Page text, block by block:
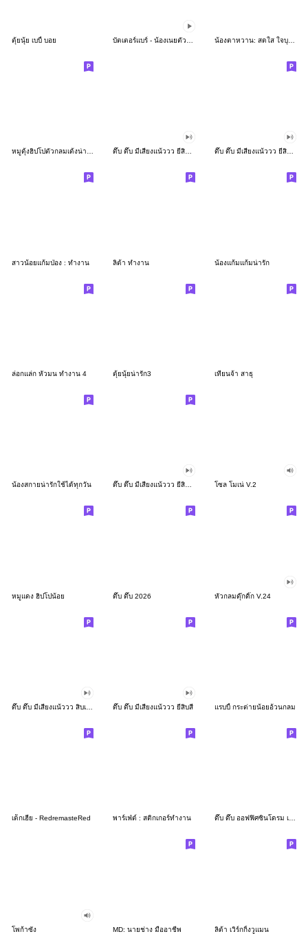
ตุ้ยนุ้ย เบบี้ บอย น้องตาหวาน: สดใส ใจบุญ (สีพาสเทล)
หมูดุ้งฮิปโปตัวกลมเด้งน่ารัก ดึ๊บ ดึ๊บ มีเสียงแน้ววว ยี่สิบเจ็ด ดึ๊บ ดึ๊บ มีเสียงแน้ววว ยี่สิบหก
สาวน้อยแก้มป่อง : ทำงาน ลิต้า ทำงาน น้องแก้มแก้มน่ารัก
ล่อกแล่ก หัวมน ทำงาน 4 ตุ้ยนุ้ยน่ารัก3 เทียนจ้า สาธุ
น้องสกายน่ารักใช้ได้ทุกวัน ดึ๊บ ดึ๊บ มีเสียงแน้ววว ยี่สิบสอง โซล โมเน่ V.2
หมูแดง ฮิปโปน้อย ดึ๊บ ดึ๊บ 2026 หัวกลมดุ๊กดิ๊ก V.24
ดึ๊บ ดึ๊บ มีเสียงแน้ววว ยี่สิบสี่ แรบบี้ กระต่ายน้อยอ้วนกลม
เด็กเฮีย - RedremasteRed พาร์เฟ่ต์ : สติกเกอร์ทำงาน ดึ๊บ ดึ๊บ ออฟฟิศซินโดรม เจ็ด
โพก้าซัง MD: นายช่าง มืออาชีพ ลิต้า เวิร์กกิ้งวูแมน